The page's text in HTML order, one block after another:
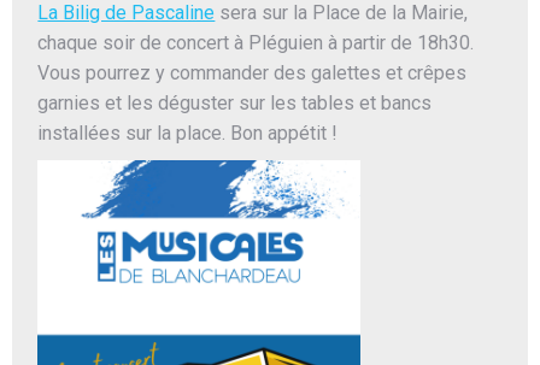
La Bilig de Pascaline sera sur la Place de la Mairie,
chaque soir de concert à Pléguien à partir de 18h30.
Vous pourrez y commander des galettes et crêpes
garnies et les déguster sur les tables et bancs
installées sur la place. Bon appétit !